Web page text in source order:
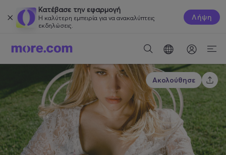
Κατέβασε την εφαρμογή
Η καλύτερη εμπειρία για να ανακαλύπτεις
εκδηλώσεις.
Λήψη
Ακολούθησε